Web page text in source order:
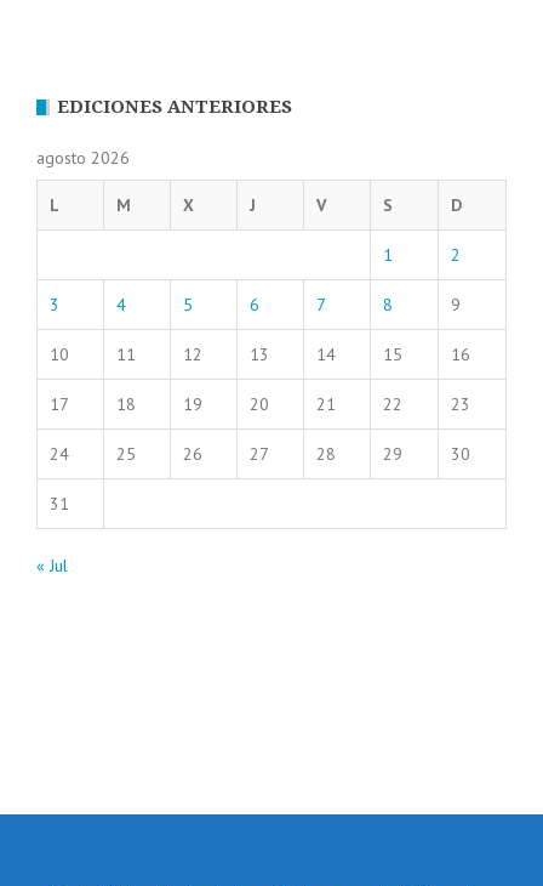
EDICIONES ANTERIORES
agosto 2026
L M X J V S D
1 2
3 4 5 6 7 8 9
10 11 12 13 14 15 16
17 18 19 20 21 22 23
24 25 26 27 28 29 30
31
« Jul